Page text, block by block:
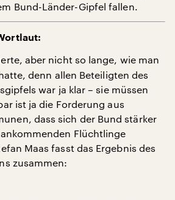
Bund-Länder-Gipfel fallen.
aber nicht so lange, wie man
denn allen Beteiligten des
war ja klar – sie müssen
ist ja die Forderung aus
dass sich der Bund stärker
Flüchtlinge
Maas fasst das Ergebnis des
zusammen: